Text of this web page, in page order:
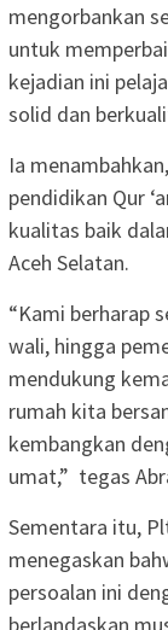
mengorbankan
untuk
kejadian ini
solid dan
Ia
pendidikan Qur
kualitas baik
Aceh Selatan.
“Kami berharap
wali, hingga
mendukung
rumah kita
kembangkan
umat,” tegas
Sementara itu,
menegaskan
persoalan ini
berlandaskan